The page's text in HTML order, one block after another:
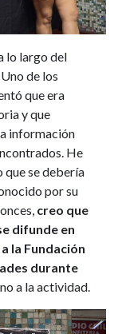
lo largo del
de los
que era
y que
información
He
que se debería
por su
creo que
difunde en
la Fundación
durante
a la actividad.